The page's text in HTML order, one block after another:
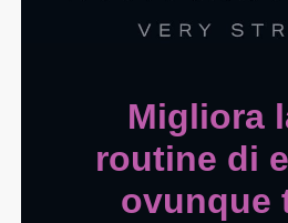
Migliora
routine di
ovunque